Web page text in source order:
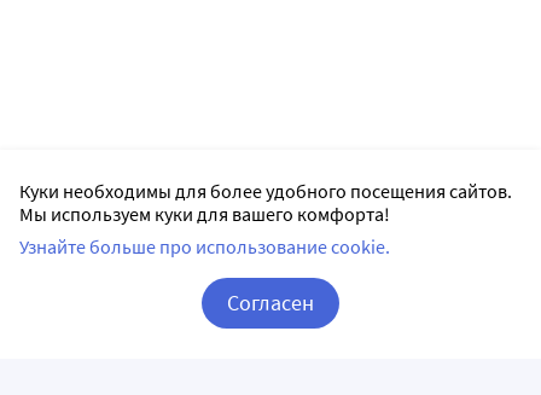
Куки необходимы для более удобного посещения сайтов.
Мы используем куки для вашего комфорта!
Узнайте больше про использование cookie.
Согласен